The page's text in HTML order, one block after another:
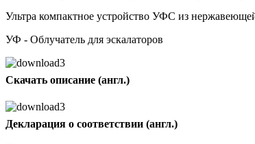
Ультра компактное устройство УФС из
УФ - Облучатель для эскалаторов
Скачать описание (англ.)
Декларация о соответствии (англ.)